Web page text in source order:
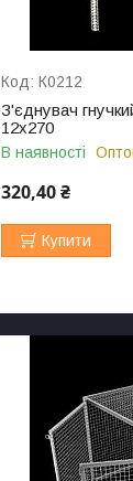
К0212
З'єднувач
12х270
В наявності
320,40 ₴
Купити